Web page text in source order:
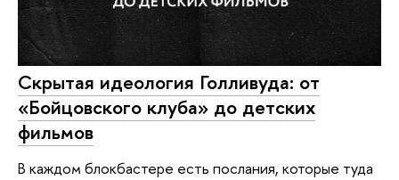
Скрытая идеология Голливуда: от
«Бойцовского клуба» до детских
фильмов
В каждом блокбастере есть послания, которые туда